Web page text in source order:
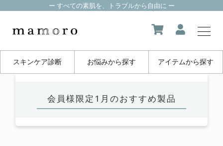
ー すべての素肌を、トラブルから自由に ー
スキンケア診断 お悩みから探す アイテムから探す
about us
会員様限定1月のおすすめ製品